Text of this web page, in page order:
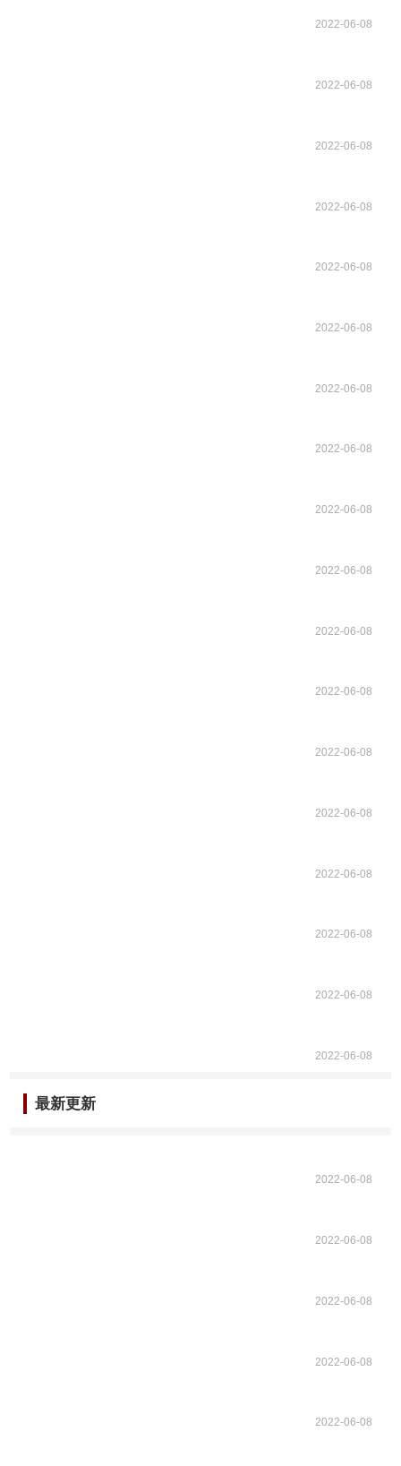
2022-06-08
2022-06-08
2022-06-08
2022-06-08
2022-06-08
2022-06-08
2022-06-08
2022-06-08
2022-06-08
2022-06-08
2022-06-08
2022-06-08
2022-06-08
2022-06-08
2022-06-08
2022-06-08
2022-06-08
2022-06-08
最新更新
2022-06-08
2022-06-08
2022-06-08
2022-06-08
2022-06-08